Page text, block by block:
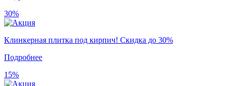
30%
Клинкерная плитка под кирпич! Скидка до 30%
Подробнее
15%